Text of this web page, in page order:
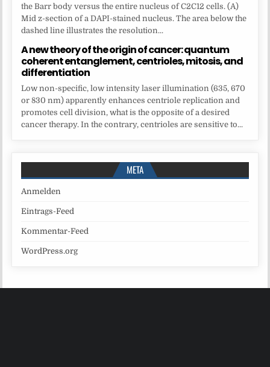
the Barr body versus the entire nucleus of C2C12 cells. (A)
Mid z-section of a DAPI-stained nucleus. The area below the
dashed line illustrates the resolution...
A new theory of the origin of cancer: quantum
coherent entanglement, centrioles, mitosis, and
differentiation
Low non-specific, low intensity laser illumination (635, 670
or 830 nm) apparently enhances centriole replication and
promotes cell division, what is the opposite of a desired
cancer therapy. In the contrary, centrioles are sensitive to...
META
Anmelden
Eintrags-Feed
Kommentar-Feed
WordPress.org